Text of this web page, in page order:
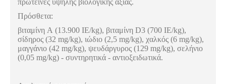
πρωτεΐνες υψηλής βιολογικής αξίας.
Πρόσθετα:
βιταμίνη A (13.900 IE/kg), βιταμίνη D3 (700 IE/kg),
σίδηρος (32 mg/kg), ιώδιο (2,5 mg/kg), χαλκός (6 mg/kg),
μαγγάνιο (42 mg/kg), ψευδάργυρος (129 mg/kg), σελήνιο
(0,05 mg/kg) - συντηρητικά - αντιοξειδωτικά.